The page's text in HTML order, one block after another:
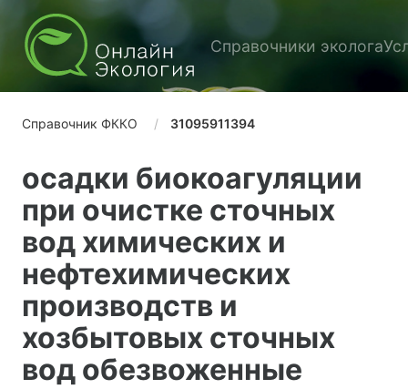
Справочники эколога
Справочник ФККО 31095911394
осадки биокоагуляции
при очистке сточных
вод химических и
нефтехимических
производств и
хозбытовых сточных
вод обезвоженные